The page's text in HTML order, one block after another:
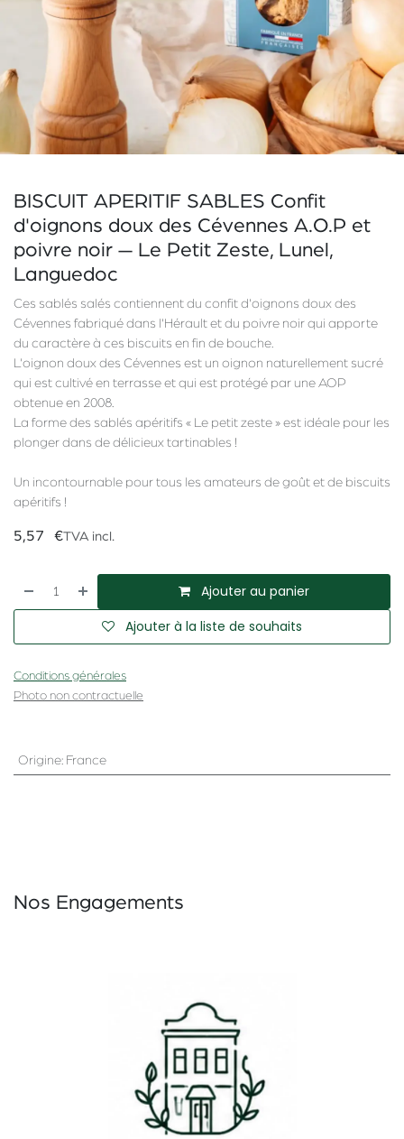
BISCUIT APERITIF SABLES Confit
d'oignons doux des Cévennes A.O.P et
poivre noir — Le Petit Zeste, Lunel,
Languedoc
Ces sablés salés contiennent du confit d'oignons doux des
Cévennes fabriqué dans l'Hérault et du poivre noir qui apporte
du caractère à ces biscuits en fin de bouche.
L'oignon doux des Cévennes est un oignon naturellement sucré
qui est cultivé en terrasse et qui est protégé par une AOP
obtenue en 2008.
La forme des sablés apéritifs « Le petit zeste » est idéale pour les
plonger dans de délicieux tartinables !
Un incontournable pour tous les amateurs de goût et de biscuits
apéritifs !
5,57 €TVA incl.
Ajouter au panier
Ajouter à la liste de souhaits
Conditions générales
Photo non contractuelle
Origine: France
Nos Engagements